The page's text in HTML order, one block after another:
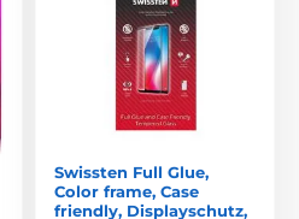
Swissten Full Glue,
Color frame, Case
friendly, Displayschutz,